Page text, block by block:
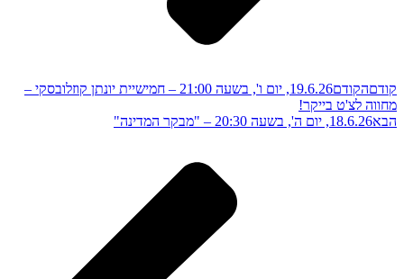
קודםהקודם
19.6.26, יום ו', בשעה 21:00 – חמישיית יונתן קוזלובסקי –
מחווה לצ'ט בייקר!
הבא18.6.26, יום ה', בשעה 20:30 – "מבקר המדינה"